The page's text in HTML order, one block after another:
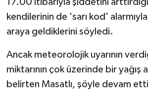
17.00 itibarıyla şiddetini
kendilerinin de 'sarı kod'
araya geldiklerini söyledi.
Ancak meteorolojik uyarının
miktarının çok üzerinde bir yağış
belirten Masatlı, şöyle devam